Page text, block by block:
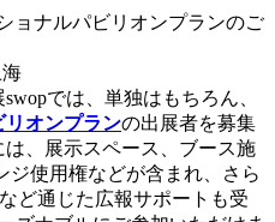
ョナルパビリオンプランのご
海
では、単独はもちろん、
リオンプランの出展者を募集
、展示スペース、ブース施
ジ使用権などが含まれ、さら
ど通じた広報サポートも受